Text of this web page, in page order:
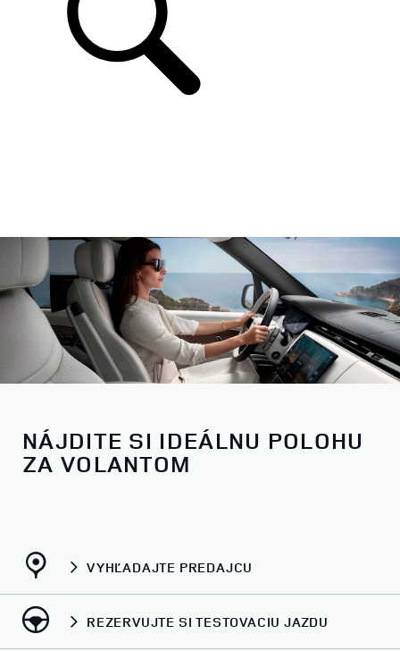
NÁJDITE SI IDEÁLNU POLOHU
ZA VOLANTOM
VYHĽADAJTE PREDAJCU
REZERVUJTE SI TESTOVACIU JAZDU